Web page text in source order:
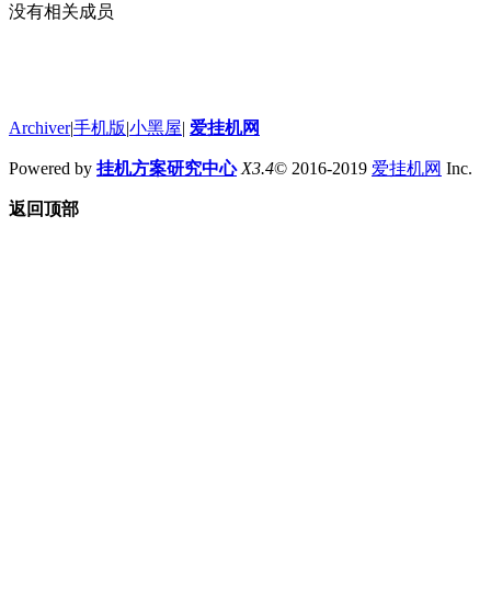
没有相关成员
Archiver|手机版|小黑屋| 爱挂机网
Powered by 挂机方案研究中心 X3.4© 2016-2019 爱挂机网 Inc.
返回顶部